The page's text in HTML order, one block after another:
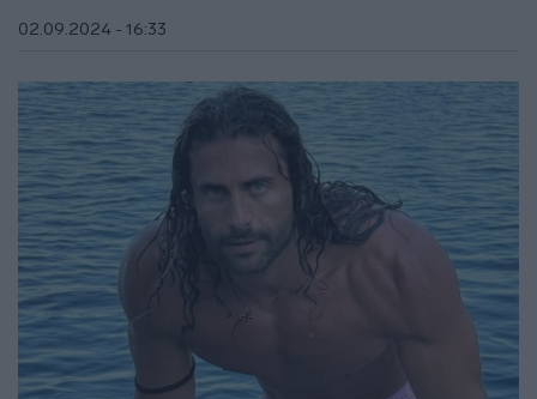
02.09.2024 - 16:33